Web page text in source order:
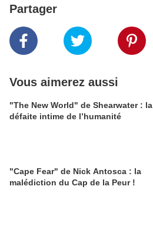
Partager
Vous aimerez aussi
"The New World" de Shearwater : la
défaite intime de l’humanité
"Cape Fear" de Nick Antosca : la
malédiction du Cap de la Peur !